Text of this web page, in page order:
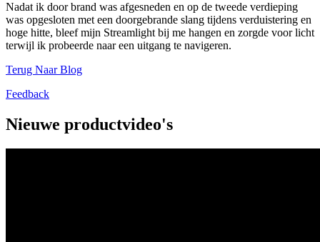
Nadat ik door brand was afgesneden en op de tweede verdieping
was opgesloten met een doorgebrande slang tijdens verduistering en
hoge hitte, bleef mijn Streamlight bij me hangen en zorgde voor licht
terwijl ik probeerde naar een uitgang te navigeren.
Terug Naar Blog
Feedback
Nieuwe productvideo's